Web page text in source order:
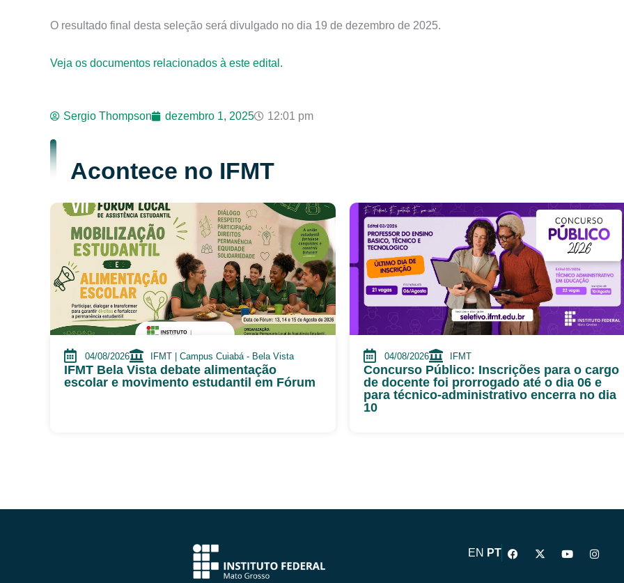
O resultado final desta seleção será divulgado no dia 19 de dezembro de 2025.
Veja os documentos relacionados à este edital.
Sergio Thompson dezembro 1, 2025 12:01 pm
Acontece no IFMT
04/08/2026 IFMT | Campus Cuiabá - Bela Vista
IFMT Bela Vista debate alimentação
escolar e movimento estudantil em Fórum
04/08/2026 IFMT
Concurso Público: Inscrições para o cargo
de docente foi prorrogado até o dia 06 e
para técnico-administrativo encerra no dia
10
EN PT
F
a
X
-
Y
o
I
n